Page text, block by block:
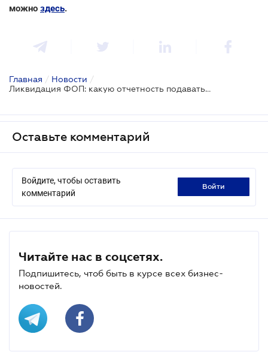
можно здесь.
Главная / Новости /
Ликвидация ФОП: какую отчетность подавать в налоговую
Оставьте комментарий
Войдите, чтобы оставить
комментарий
войти
Читайте нас в соцсетях.
Подпишитесь, чтоб быть в курсе всех бизнес-
новостей.